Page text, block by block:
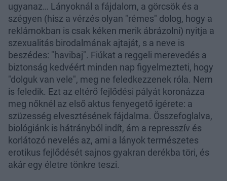
ugyanaz… Lányoknál a fájdalom, a görcsök és a
szégyen (hisz a vérzés olyan "rémes" dolog, hogy a
reklámokban is csak kéken merik ábrázolni) nyitja a
szexualitás birodalmának ajtaját, s a neve is
beszédes: "havibaj". Fiúkat a reggeli merevedés a
biztonság kedvéért minden nap figyelmezteti, hogy
"dolguk van vele", meg ne feledkezzenek róla. Nem
is feledik. Ezt az eltérő fejlődési pályát koronázza
meg nőknél az első aktus fenyegető ígérete: a
szüzesség elvesztésének fájdalma. Összefoglalva,
biológiánk is hátrányból indít, ám a represszív és
korlátozó nevelés az, ami a lányok természetes
erotikus fejlődését sajnos gyakran derékba töri, és
akár egy életre tönkre teszi.